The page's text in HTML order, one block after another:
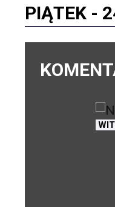
PIĄTEK -